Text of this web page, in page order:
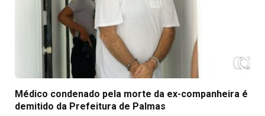
Médico condenado pela morte da ex-companheira é
demitido da Prefeitura de Palmas